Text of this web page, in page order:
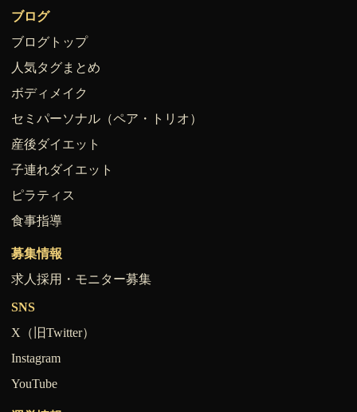
ブログ
ブログトップ
人気タグまとめ
ボディメイク
セミパーソナル（ペア・トリオ）
産後ダイエット
子連れダイエット
ピラティス
食事指導
募集情報
求人採用・モニター募集
SNS
X（旧Twitter）
Instagram
YouTube